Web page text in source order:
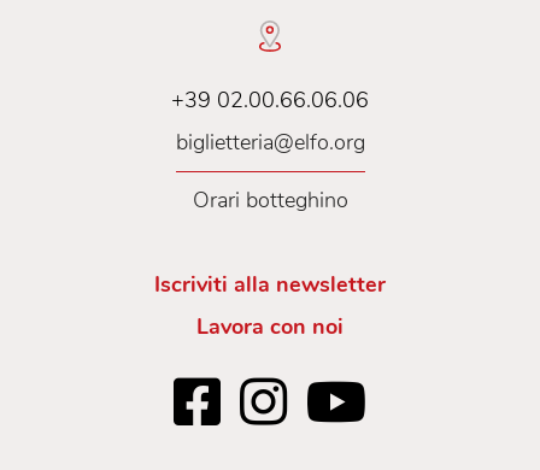
+39 02.00.66.06.06
biglietteria@elfo.org
Orari botteghino
Iscriviti alla newsletter
Lavora con noi